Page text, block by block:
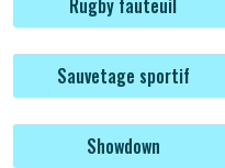
Rugby fauteuil
Sauvetage sportif
Showdown